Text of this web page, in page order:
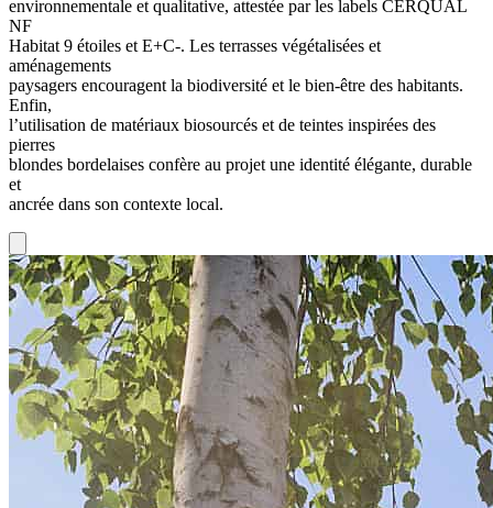
environnementale et qualitative, attestée par les labels CERQUAL
NF
Habitat 9 étoiles et E+C-. Les terrasses végétalisées et
aménagements
paysagers encouragent la biodiversité et le bien-être des habitants.
Enfin,
l’utilisation de matériaux biosourcés et de teintes inspirées des
pierres
blondes bordelaises confère au projet une identité élégante, durable
et
ancrée dans son contexte local.